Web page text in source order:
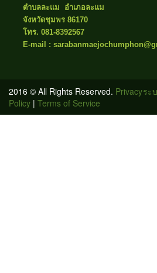
ตำบลละแม อำเภอละแม
จังหวัดชุมพร 86170
โทร. 081-8392567
E-mail :
ระ
2016 © All Rights Reserved. Privacy
Policy | Terms of Service